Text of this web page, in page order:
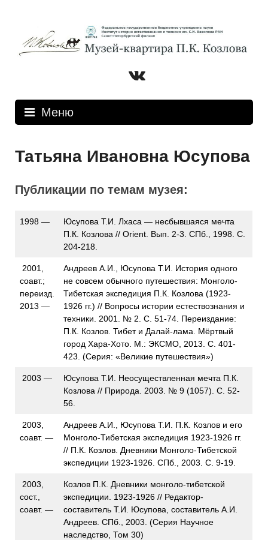
содержимому
Вконтакте
Меню
Татьяна Ивановна Юсупова
Публикации по темам музея:
1998 —
Юсупова Т.И. Лхаса — несбывшаяся мечта
П.К. Козлова // Orient. Вып. 2-3. СПб., 1998. С.
204-218.
2001,
соавт.;
переизд.
2013 —
Андреев А.И., Юсупова Т.И. История одного
не совсем обычного путешествия: Монголо-
Тибетская экспедиция П.К. Козлова (1923-
1926 гг.) // Вопросы истории естествознания и
техники. 2001. № 2. С. 51-74. Переиздание:
П.К. Козлов. Тибет и Далай-лама. Мёртвый
город Хара-Хото. М.: ЭКСМО, 2013. С. 401-
423. (Серия: «Великие путешествия»)
2003 —
Юсупова Т.И. Неосуществленная мечта П.К.
Козлова // Природа. 2003. № 9 (1057). С. 52-
56.
2003,
соавт. —
Андреев А.И., Юсупова Т.И. П.К. Козлов и его
Монголо-Тибетская экспедиция 1923-1926 гг.
// П.К. Козлов. Дневники Монголо-Тибетской
экспедиции 1923-1926. СПб., 2003. С. 9-19.
2003,
сост.,
соавт. —
Козлов П.К. Дневники монголо-тибетской
экспедиции. 1923-1926 // Редактор-
составитель Т.И. Юсупова, составитель А.И.
Андреев. СПб., 2003. (Серия Научное
наследство, Том 30)